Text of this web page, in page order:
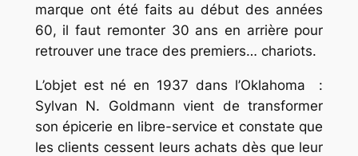
marque ont été faits au début des années
60, il faut remonter 30 ans en arrière pour
retrouver une trace des premiers… chariots.
L’objet est né en 1937 dans l’Oklahoma :
Sylvan N. Goldmann vient de transformer
son épicerie en libre-service et constate que
les clients cessent leurs achats dès que leur